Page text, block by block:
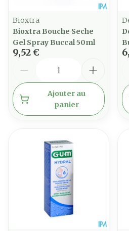
Bioxtra
Bioxtra Bouche Seche
Gel Spray Buccal 50ml
9,52 €
Ajouter au
panier